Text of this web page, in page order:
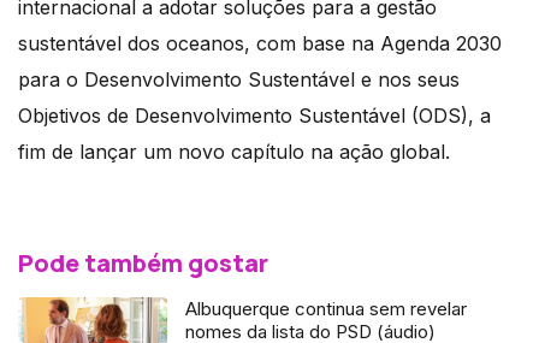
internacional a adotar soluções para a gestão
sustentável dos oceanos, com base na Agenda 2030
para o Desenvolvimento Sustentável e nos seus
Objetivos de Desenvolvimento Sustentável (ODS), a
fim de lançar um novo capítulo na ação global.
Pode também gostar
Albuquerque continua sem revelar
nomes da lista do PSD (áudio)